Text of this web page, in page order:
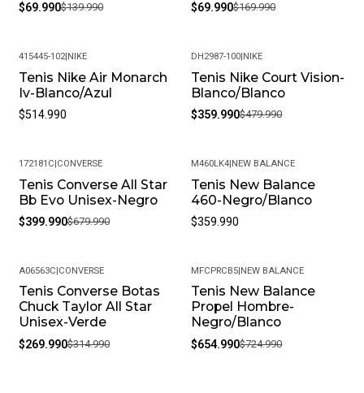
$69.990$139.990 $69.990$169.990
415445-102|NIKE
Tenis Nike Air Monarch
Iv-Blanco/Azul
$514.990
-25%
DH2987-100|NIKE
Tenis Nike Court Vision-
Blanco/Blanco
$359.990$479.990
-41%
172181C|CONVERSE
Tenis Converse All Star
Bb Evo Unisex-Negro
$399.990$679.990
M460LK4|NEW BALANCE
Tenis New Balance
460-Negro/Blanco
$359.990
-14%
A06563C|CONVERSE
Tenis Converse Botas
Chuck Taylor All Star
Unisex-Verde
$269.990$314.990
-10%
MFCPRCB5|NEW BALANCE
Tenis New Balance
Propel Hombre-
Negro/Blanco
$654.990$724.990